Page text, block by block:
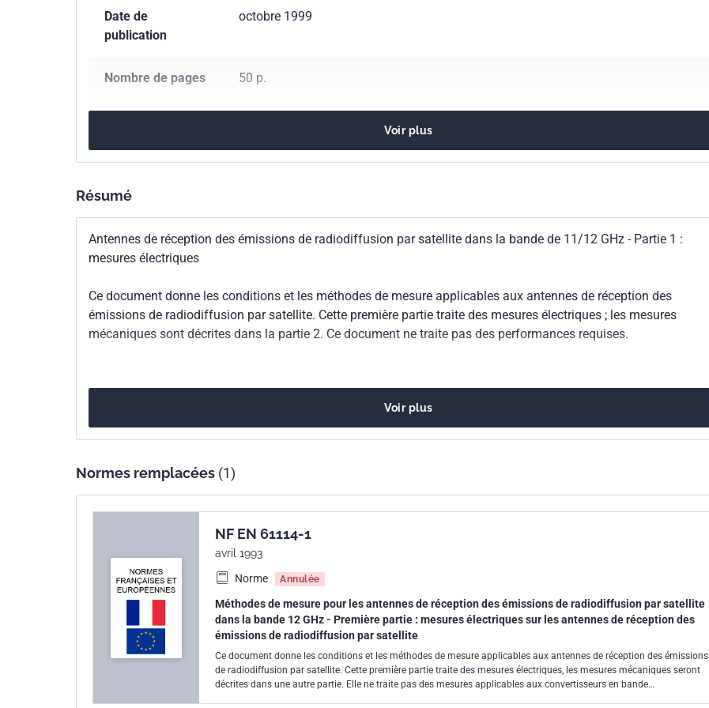
Date de
publication
octobre 1999
Nombre de pages 50 p.
Codes ICS 33.060.20Matériel de réception et de transmission
Indice de
classement
C90-129-1
européenne
Voir plus
Résumé
Antennes de réception des émissions de radiodiffusion par satellite dans la bande de 11/12 GHz - Partie 1 :
mesures électriques
Ce document donne les conditions et les méthodes de mesure applicables aux antennes de réception des
émissions de radiodiffusion par satellite. Cette première partie traite des mesures électriques ; les mesures
mécaniques sont décrites dans la partie 2. Ce document ne traite pas des performances requises.
Voir plus
Normes remplacées (1)
NF EN 61114-1
avril 1993
Norme
Annulée
Méthodes de mesure pour les antennes de réception des émissions de radiodiffusion par satellite
dans la bande 12 GHz - Première partie : mesures électriques sur les antennes de réception des
émissions de radiodiffusion par satellite
Ce document donne les conditions et les méthodes de mesure applicables aux antennes de réception des émissions
de radiodiffusion par satellite. Cette première partie traite des mesures électriques, les mesures mécaniques seront
décrites dans une autre partie. Elle ne traite pas des mesures applicables aux convertisseurs en bande